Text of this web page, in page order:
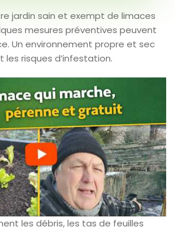
jardin sain et exempt de limaces
mesures préventives peuvent
Un environnement propre et sec
risques d’infestation.
les débris, les tas de feuilles